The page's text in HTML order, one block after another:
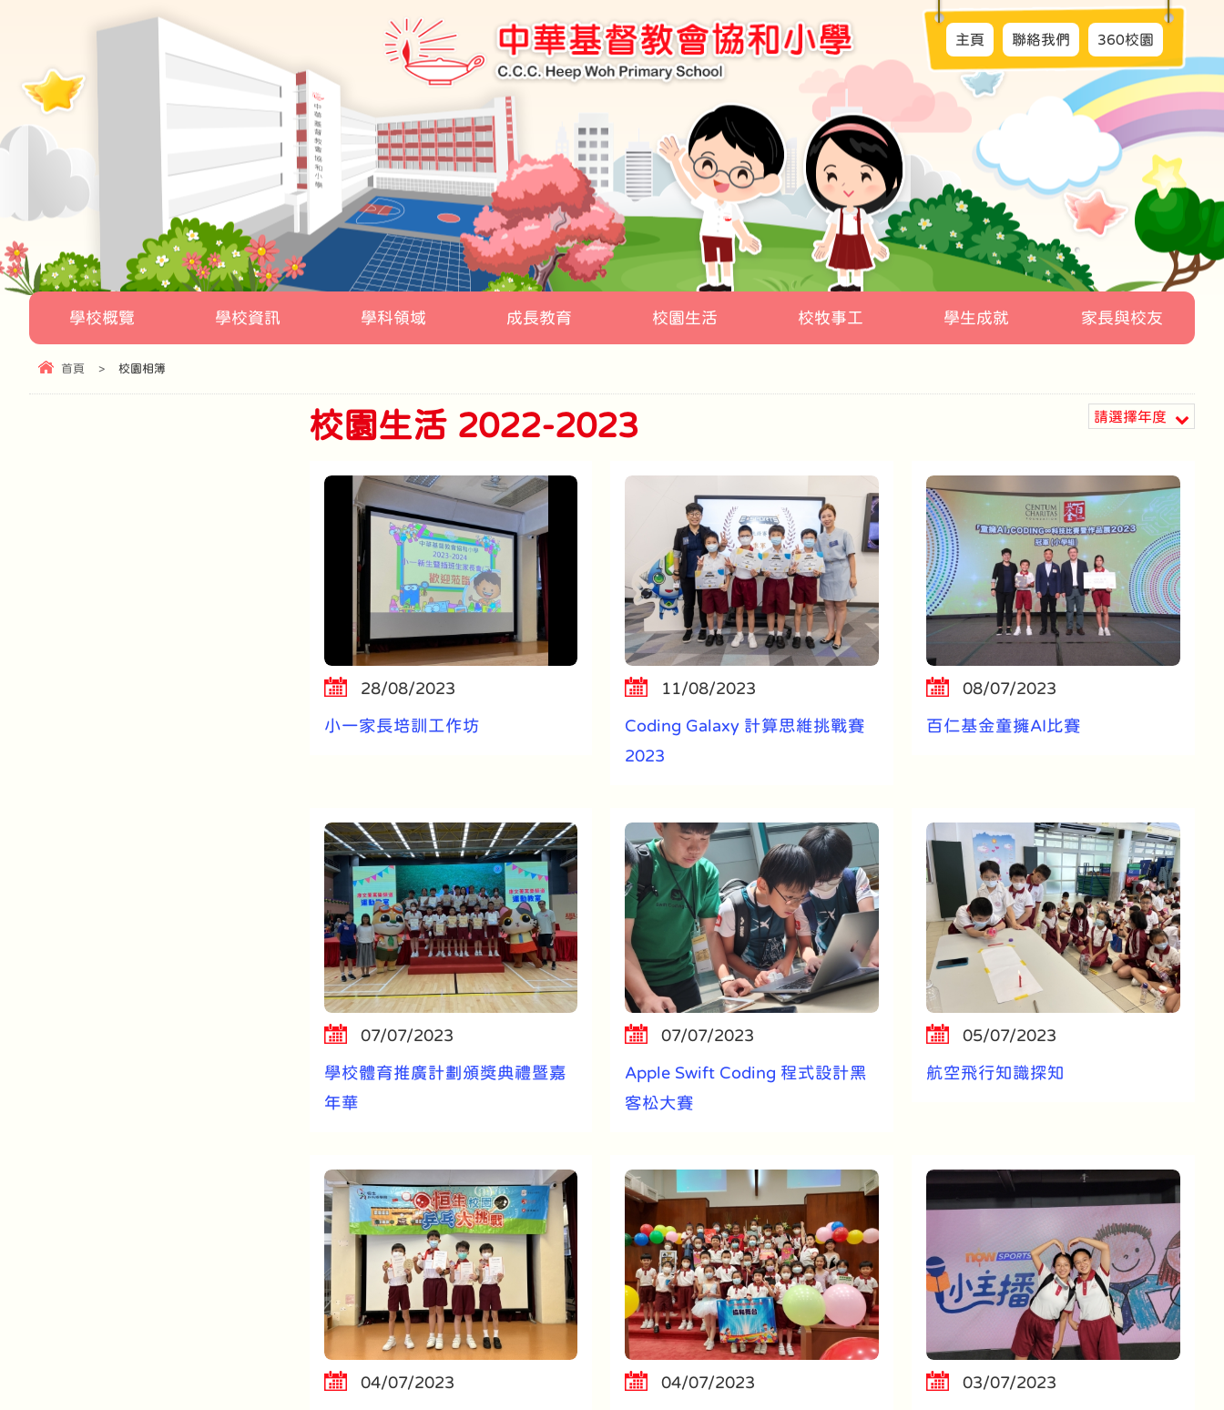
主頁 聯絡我們 360校園
學校概覽 學校資訊 學科領域 成長教育 校園生活 校牧事工 學生成就 家長與校友
首頁 > 校園相簿
校園生活 2022-2023 請選擇年度
28/08/2023
小一家長培訓工作坊
11/08/2023
Coding Galaxy 計算思維挑戰賽
2023
08/07/2023
百仁基金童擁AI比賽
07/07/2023
學校體育推廣計劃頒獎典禮暨嘉
年華
07/07/2023
Apple Swift Coding 程式設計黑
客松大賽
05/07/2023
航空飛行知識探知
04/07/2023 04/07/2023 03/07/2023